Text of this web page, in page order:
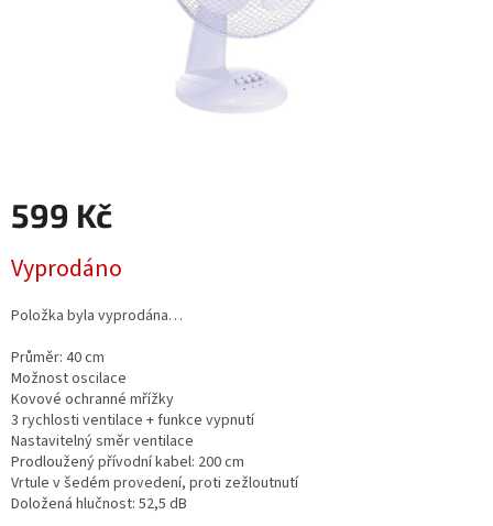
599 Kč
cena:
Vyprodáno
Položka byla vyprodána…
Průměr: 40 cm
Možnost oscilace
Kovové ochranné mřížky
3 rychlosti ventilace + funkce vypnutí
Nastavitelný směr ventilace
Prodloužený přívodní kabel: 200 cm
Vrtule v šedém provedení, proti zežloutnutí
Doložená hlučnost: 52,5 dB